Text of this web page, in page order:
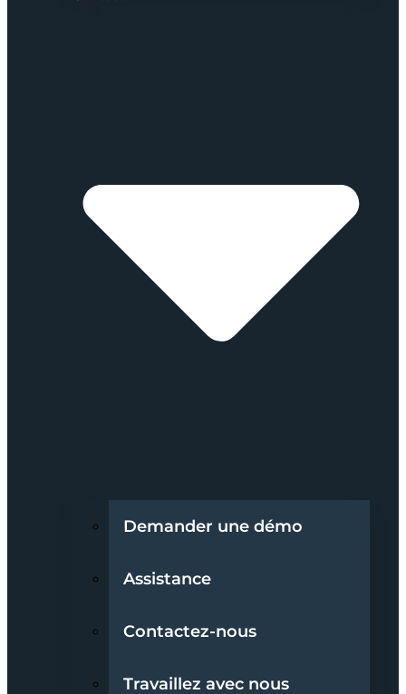
Demander une démo
Assistance
Contactez-nous
Travaillez avec nous